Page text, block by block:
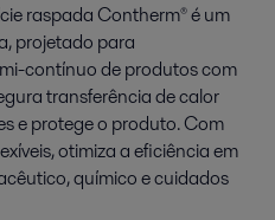
raspada Contherm® é um
projetado para
contínuo de produtos com
transferência de calor
e protege o produto. Com
otimiza a eficiência em
químico e cuidados